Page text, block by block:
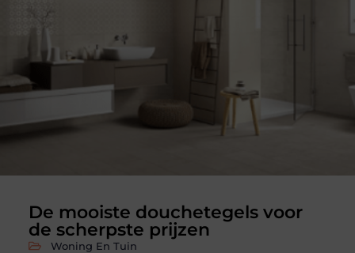
De mooiste douchetegels voor
de scherpste prijzen
Woning En Tuin